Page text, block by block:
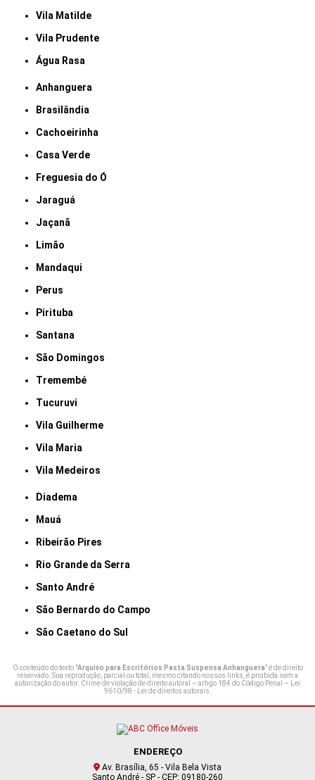
Vila Matilde
Vila Prudente
Água Rasa
Anhanguera
Brasilândia
Cachoeirinha
Casa Verde
Freguesia do Ó
Jaraguá
Jaçanã
Limão
Mandaqui
Perus
Pirituba
Santana
São Domingos
Tremembé
Tucuruvi
Vila Guilherme
Vila Maria
Vila Medeiros
Diadema
Mauá
Ribeirão Pires
Rio Grande da Serra
Santo André
São Bernardo do Campo
São Caetano do Sul
O conteúdo do texto "Arquivo para Escritórios Pasta Suspensa Anhanguera" é de direito
reservado. Sua reprodução, parcial ou total, mesmo citando nossos links, é proibida sem a
autorização do autor. Crime de violação de direito autoral – artigo 184 do Código Penal – Lei
9610/98 - Lei de direitos autorais.
ENDEREÇO
Av. Brasília, 65 - Vila Bela Vista
Santo André - SP - CEP: 09180-260